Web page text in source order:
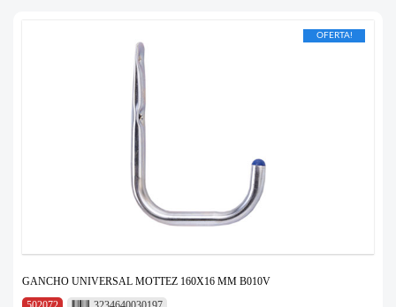
OFERTA!
GANCHO UNIVERSAL MOTTEZ 160X16 MM B010V